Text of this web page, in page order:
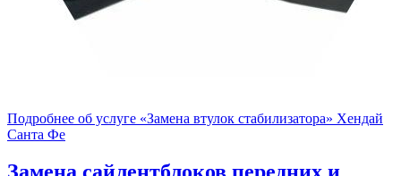
Подробнее об услуге «Замена втулок стабилизатора» Хендай
Санта Фе